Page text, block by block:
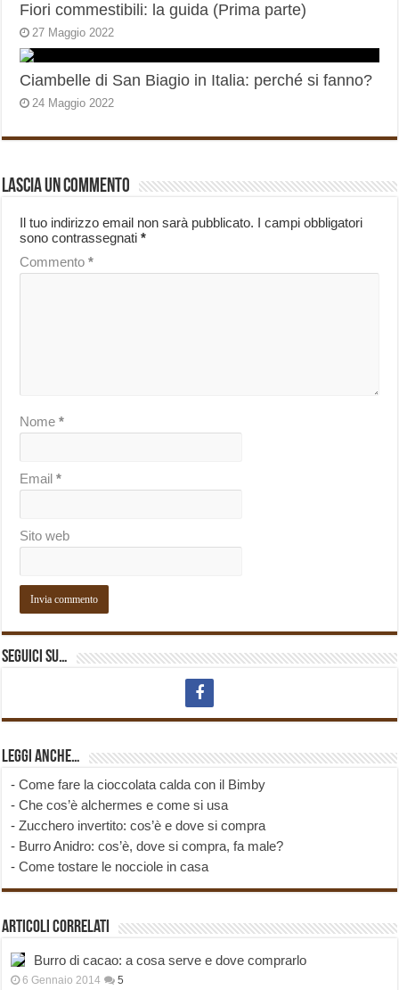
Fiori commestibili: la guida (Prima parte)
27 Maggio 2022
Ciambelle di San Biagio in Italia: perché si fanno?
24 Maggio 2022
Lascia un commento
Il tuo indirizzo email non sarà pubblicato. I campi obbligatori
sono contrassegnati*
Commento*
Nome*
Email*
Sito web
Seguici su…
Leggi anche…
-Come fare la cioccolata calda con il Bimby
-Che cos’è alchermes e come si usa
-Zucchero invertito: cos’è e dove si compra
- Burro Anidro: cos’è, dove si compra, fa male?
-Come tostare le nocciole in casa
Articoli correlati
Burro di cacao: a cosa serve e dove comprarlo
6 Gennaio 2014 5